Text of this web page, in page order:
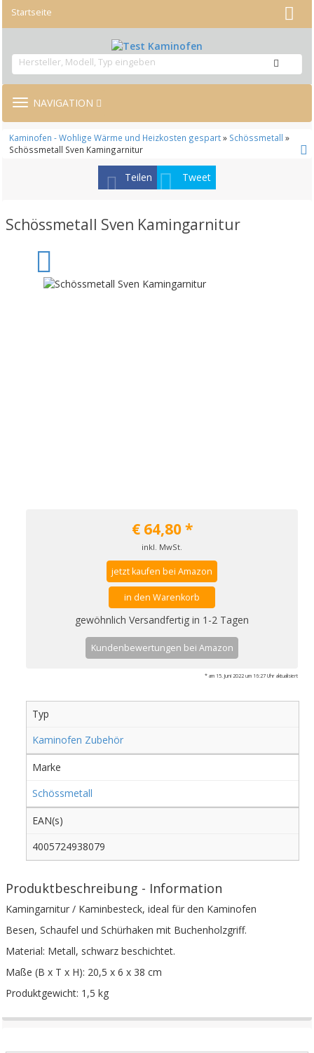
Startseite
TOGGLE
NAVIGATION
Kaminofen - Wohlige Wärme und Heizkosten gespart» Schössmetall »
Schössmetall Sven Kamingarnitur
Teilen Tweet
Schössmetall Sven Kamingarnitur
€64,80*
inkl. MwSt.
jetzt kaufen bei Amazon
in den Warenkorb
gewöhnlich Versandfertig in 1-2 Tagen
Kundenbewertungen bei Amazon
* am 15. Juni 2022 um 16:27 Uhr aktualisiert
Typ
Kaminofen Zubehör
Marke
Schössmetall
EAN(s)
4005724938079
Produktbeschreibung - Information
Kamingarnitur / Kaminbesteck, ideal für den Kaminofen
Besen, Schaufel und Schürhaken mit Buchenholzgriff.
Material: Metall, schwarz beschichtet.
Maße (B x T x H): 20,5 x 6 x 38 cm
Produktgewicht: 1,5 kg